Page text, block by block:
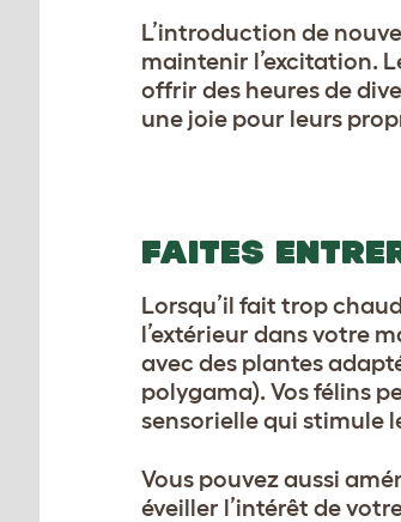
L’introduction de
maintenir l’excitation.
offrir des heures de
une joie pour leurs
FAITES
Lorsqu’il fait trop
l’extérieur dans votre
avec des plantes
polygama). Vos félins
sensorielle qui stimule
Vous pouvez aussi
éveiller l’intérêt de